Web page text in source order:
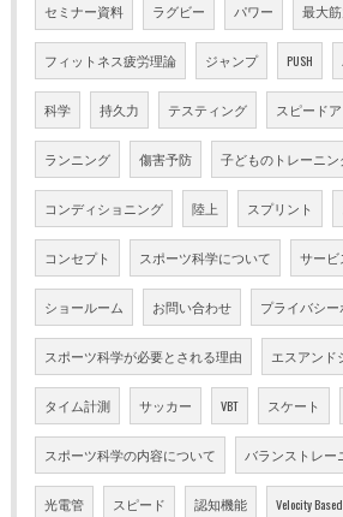
セミナー資料 ラグビー パワー 最大
フィットネス疲労理論 ジャンプ PUSH
科学 持久力 テスティング スピード
ランニング 傷害予防 子どものトレーニン
コンディショニング 陸上 スプリント
コンセプト スポーツ科学について サービ
ショールーム お問い合わせ プライバシ
スポーツ科学が必要とされる理由 エスアンド
タイム計測 サッカー VBT スケート
スポーツ科学の内容について バランストレー
光電管 スピード 認知機能 Velocity